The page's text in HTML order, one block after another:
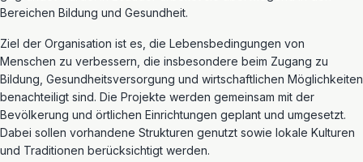
Bereichen Bildung und Gesundheit.
Ziel der Organisation ist es, die Lebensbedingungen von
Menschen zu verbessern, die insbesondere beim Zugang zu
Bildung, Gesundheitsversorgung und wirtschaftlichen Möglichkeiten
benachteiligt sind. Die Projekte werden gemeinsam mit der
Bevölkerung und örtlichen Einrichtungen geplant und umgesetzt.
Dabei sollen vorhandene Strukturen genutzt sowie lokale Kulturen
und Traditionen berücksichtigt werden.